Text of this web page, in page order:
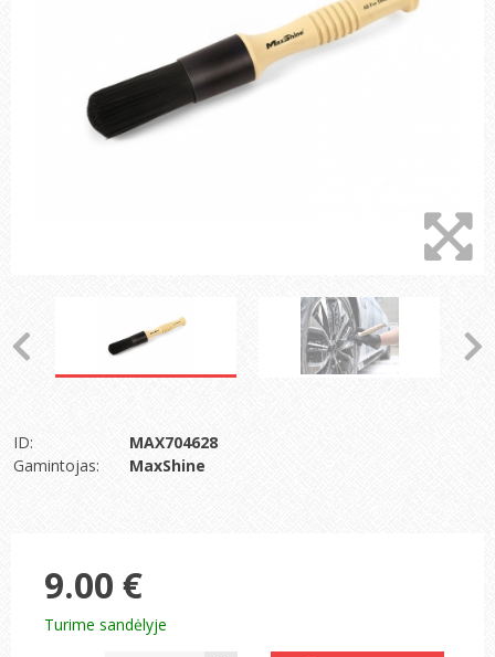
ID:
MAX704628
Gamintojas:
MaxShine
9.00 €
Turime sandėlyje